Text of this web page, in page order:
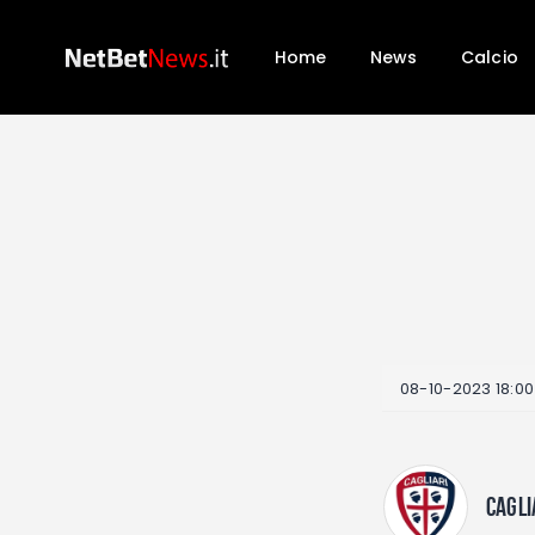
Home News Calcio
08-10-2023 18:00